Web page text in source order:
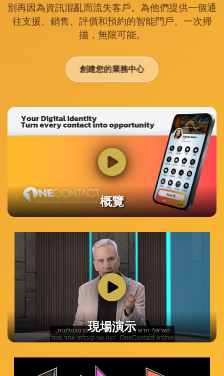
別再因為資訊混亂而流失客戶。為他們提供一個通
往支援、銷售、評價和預約的智能門戶。一次掃
描，無限可能。
創建您的業務中心
概覽
現場演示